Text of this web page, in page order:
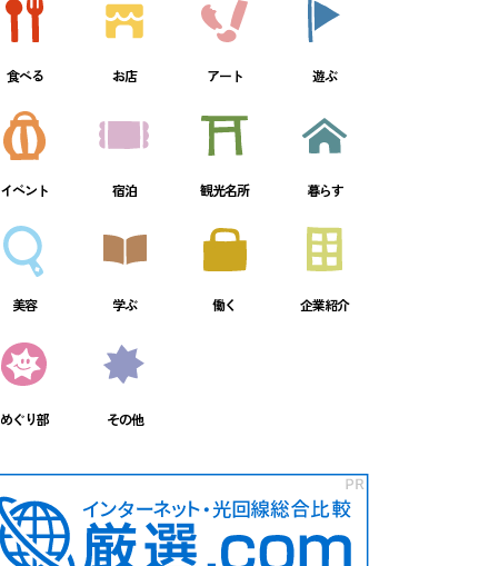
食べる お店 アート 遊ぶ
イベント 宿泊 観光名所 暮らす
美容 学ぶ 働く 企業紹介
めぐり部 その他